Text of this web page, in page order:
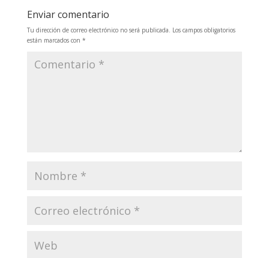
Enviar comentario
Tu dirección de correo electrónico no será publicada. Los campos obligatorios
están marcados con *